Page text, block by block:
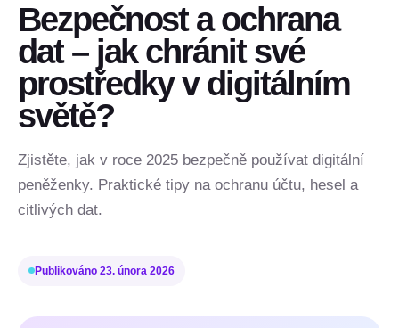
Bezpečnost a ochrana
dat – jak chránit své
prostředky v digitálním
světě?
Zjistěte, jak v roce 2025 bezpečně používat digitální
peněženky. Praktické tipy na ochranu účtu, hesel a
citlivých dat.
Publikováno 23. února 2026